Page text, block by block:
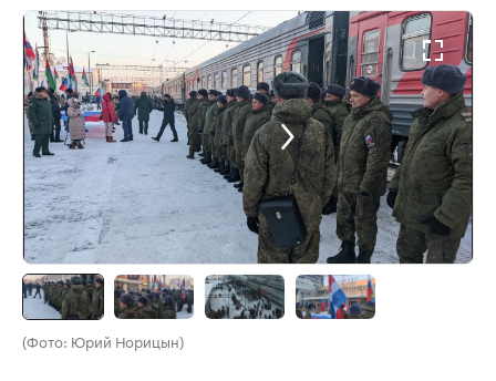
(Фото: Юрий Норицын)